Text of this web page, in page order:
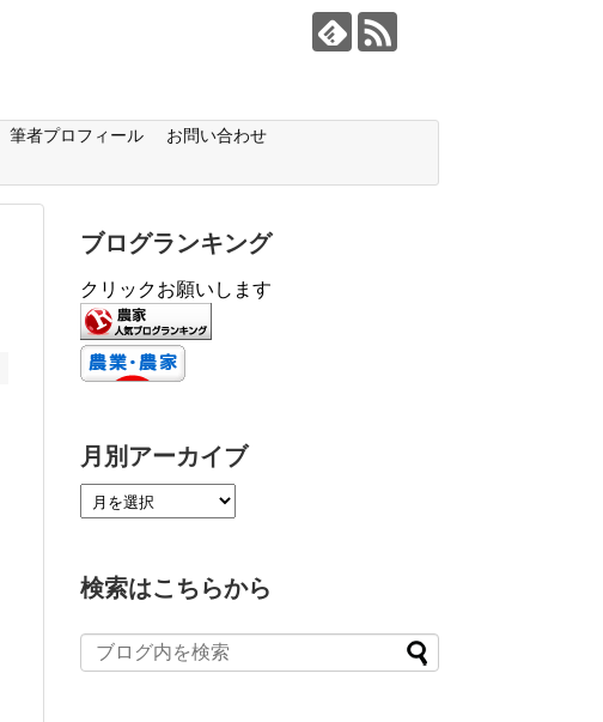
筆者プロフィール
お問い合わせ
ブログランキング
クリックお願いします
月別アーカイブ
検索はこちらから